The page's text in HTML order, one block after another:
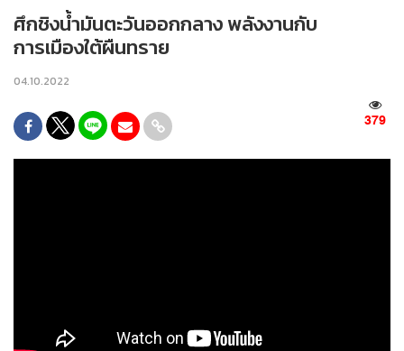
ศึกชิงน้ำมันตะวันออกกลาง พลังงานกับ
การเมืองใต้ผืนทราย
04.10.2022
379